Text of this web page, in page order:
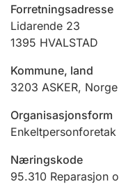
Jeger
Ektepaktveileder
Offentlig sektor
Forretningsadresse
Lidarende 23
1395 HVALSTAD
Kommune, land
3203 ASKER, Norge
Organisasjonsform
Enkeltpersonforetak
Næringskode
95.310 Reparasjon